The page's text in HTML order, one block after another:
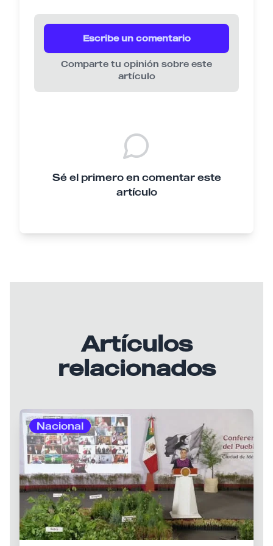
Escribe un comentario
Comparte tu opinión sobre este
artículo
Sé el primero en comentar este
artículo
Artículos
relacionados
Nacional